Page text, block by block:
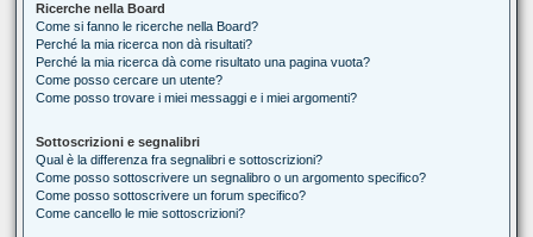
Ricerche nella Board
Come si fanno le ricerche nella Board?
Perché la mia ricerca non dà risultati?
Perché la mia ricerca dà come risultato una pagina vuota?
Come posso cercare un utente?
Come posso trovare i miei messaggi e i miei argomenti?
Sottoscrizioni e segnalibri
Qual è la differenza fra segnalibri e sottoscrizioni?
Come posso sottoscrivere un segnalibro o un argomento specifico?
Come posso sottoscrivere un forum specifico?
Come cancello le mie sottoscrizioni?